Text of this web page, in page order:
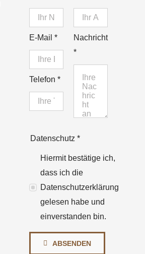
E-Mail*
Telefon*
Nachricht
*
Datenschutz*
Hiermit bestätige ich,
dass ich die
Datenschutzerklärung
gelesen habe und
einverstanden bin.
ABSENDEN